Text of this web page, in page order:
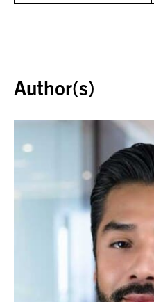
Author(s)